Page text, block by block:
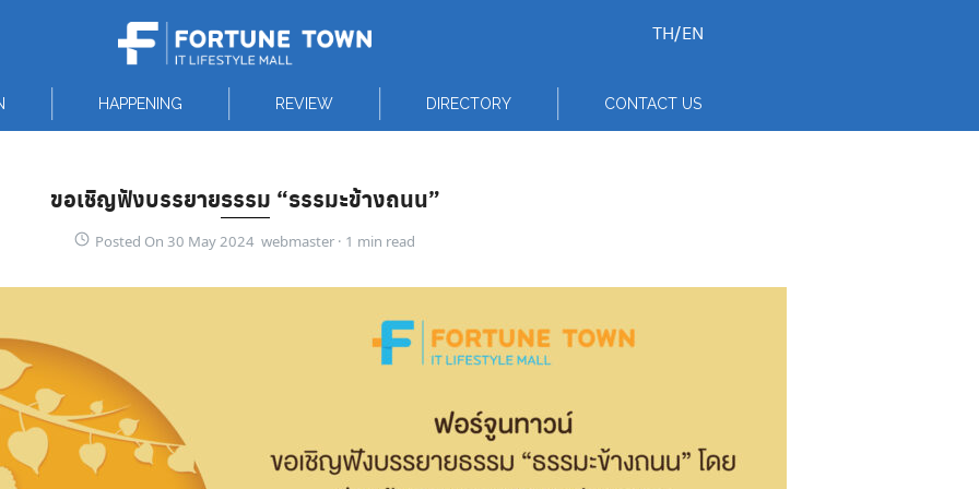
TH/EN
HAPPENING REVIEW DIRECTORY CONTACT US
ขอเชิญฟังบรรยายธรรม “ธรรมะข้างถนน”
Posted On 30 May 2024 webmaster ·